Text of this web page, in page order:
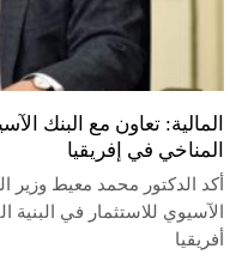
المالية: تعاون مع البنك
المناخي في إفريقيا
أكد الدكتور محمد معيط وزير
الآسيوي للاستثمار في
أفريقيا